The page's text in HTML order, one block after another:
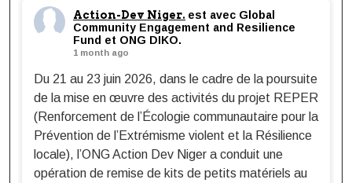
Action-Dev Niger. est avec Global
Community Engagement and Resilience
Fund et ONG DIKO.
1 month ago
Du 21 au 23 juin 2026, dans le cadre de la poursuite
de la mise en œuvre des activités du projet REPER
(Renforcement de l’Écologie communautaire pour la
Prévention de l’Extrémisme violent et la Résilience
locale), l’ONG Action Dev Niger a conduit une
opération de remise de kits de petits matériels au